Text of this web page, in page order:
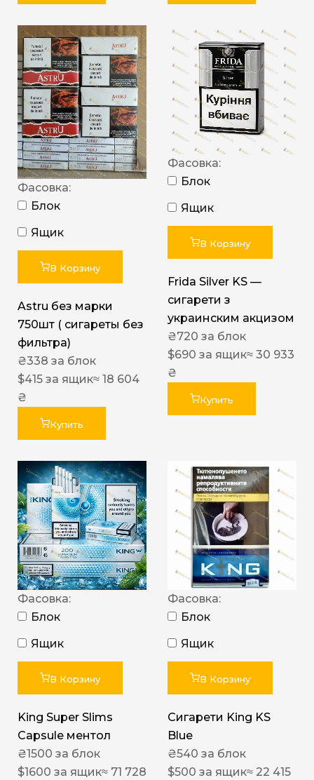
Фасовка:
Блок
Ящик
В Корзину
Astru без марки
750шт ( сигареты без
фильтра)
₴338 за блок
$415 за ящик≈ 18 604
₴
Купить
Фасовка:
Блок
Ящик
В Корзину
Frida Silver KS —
сигарети з
украинским акцизом
₴720 за блок
$690 за ящик≈ 30 933
₴
Купить
Фасовка:
Блок
Ящик
В Корзину
King Super Slims
Capsule ментол
₴1500 за блок
$1600 за ящик≈ 71 728
Фасовка:
Блок
Ящик
В Корзину
Сигарети King KS
Blue
₴540 за блок
$500 за ящик≈ 22 415